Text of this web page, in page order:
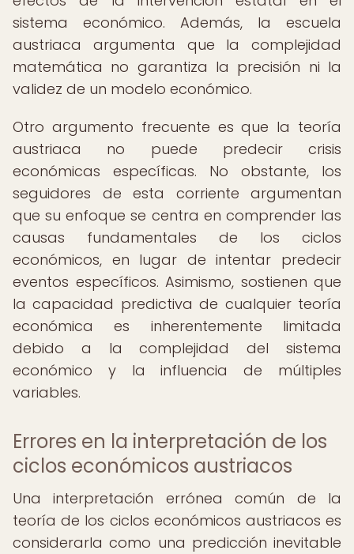
sistema económico. Además, la escuela
austriaca argumenta que la complejidad
matemática no garantiza la precisión ni la
validez de un modelo económico.
Otro argumento frecuente es que la teoría
austriaca no puede predecir crisis
económicas específicas. No obstante, los
seguidores de esta corriente argumentan
que su enfoque se centra en comprender las
causas fundamentales de los ciclos
económicos, en lugar de intentar predecir
eventos específicos. Asimismo, sostienen que
la capacidad predictiva de cualquier teoría
económica es inherentemente limitada
debido a la complejidad del sistema
económico y la influencia de múltiples
variables.
Errores en la interpretación de los
ciclos económicos austriacos
Una interpretación errónea común de la
teoría de los ciclos económicos austriacos es
considerarla como una predicción inevitable